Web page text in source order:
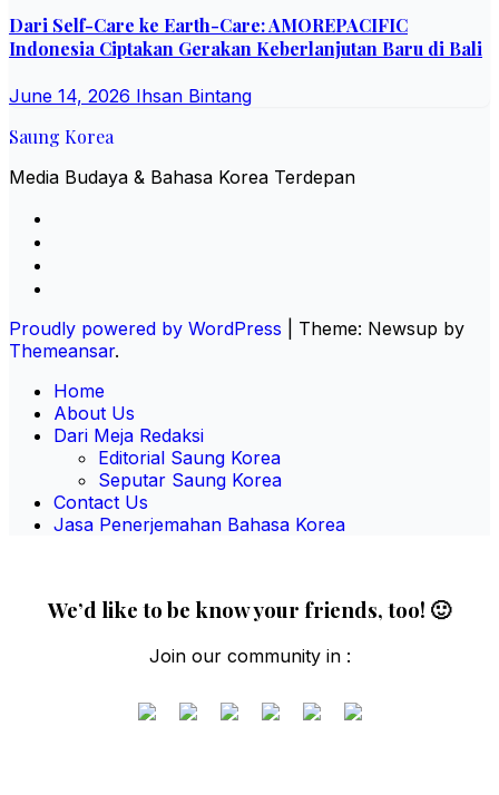
Dari Self-Care ke Earth-Care: AMOREPACIFIC
Indonesia Ciptakan Gerakan Keberlanjutan Baru di Bali
June 14, 2026 Ihsan Bintang
Saung Korea
Media Budaya & Bahasa Korea Terdepan
Proudly powered by WordPress
Theme: Newsup by
Themeansar.
Home
About Us
Dari Meja Redaksi
Editorial Saung Korea
Seputar Saung Korea
Contact Us
Jasa Penerjemahan Bahasa Korea
We’d like to be know your friends, too! 🙂
Join our community in :